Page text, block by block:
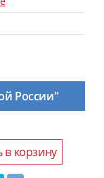
России"
в корзину